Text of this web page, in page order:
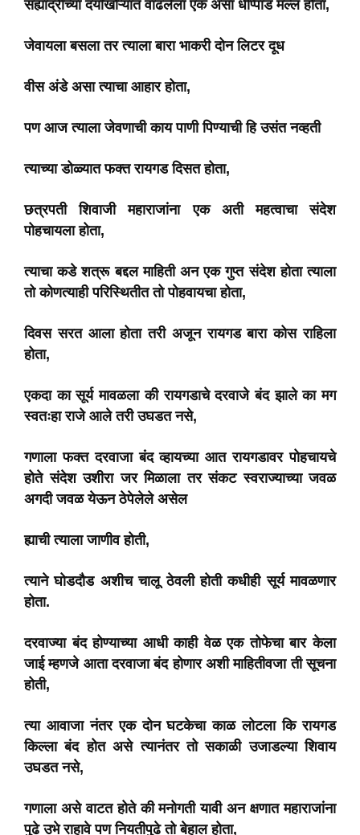
सह्याद्रीच्या दर्याखोऱ्यात वाढलेला एक असा धीप्पाड मल्ल होता,
जेवायला बसला तर त्याला बारा भाकरी दोन लिटर दूध
वीस अंडे असा त्याचा आहार होता,
पण आज त्याला जेवणाची काय पाणी पिण्याची हि उसंत नव्हती
त्याच्या डोळ्यात फक्त रायगड दिसत होता,
छत्रपती शिवाजी महाराजांना एक अती महत्वाचा संदेश
पोहचायला होता,
त्याचा कडे शत्रू बद्दल माहिती अन एक गुप्त संदेश होता त्याला
तो कोणत्याही परिस्थितीत तो पोहवायचा होता,
दिवस सरत आला होता तरी अजून रायगड बारा कोस राहिला
होता,
एकदा का सूर्य मावळला की रायगडाचे दरवाजे बंद झाले का मग
स्वतःहा राजे आले तरी उघडत नसे,
गणाला फक्त दरवाजा बंद व्हायच्या आत रायगडावर पोहचायचे
होते संदेश उशीरा जर मिळाला तर संकट स्वराज्याच्या जवळ
अगदी जवळ येऊन ठेपेलेले असेल
ह्याची त्याला जाणीव होती,
त्याने घोडदौड अशीच चालू ठेवली होती कधीही सूर्य मावळणार
होता.
दरवाज्या बंद होण्याच्या आधी काही वेळ एक तोफेचा बार केला
जाई म्हणजे आता दरवाजा बंद होणार अशी माहितीवजा ती सूचना
होती,
त्या आवाजा नंतर एक दोन घटकेचा काळ लोटला कि रायगड
किल्ला बंद होत असे त्यानंतर तो सकाळी उजाडल्या शिवाय
उघडत नसे,
गणाला असे वाटत होते की मनोगती यावी अन क्षणात महाराजांना
पुढे उभे राहावे पण नियतीपुढे तो बेहाल होता,